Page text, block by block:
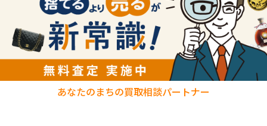
あなたのまちの買取相談パートナー